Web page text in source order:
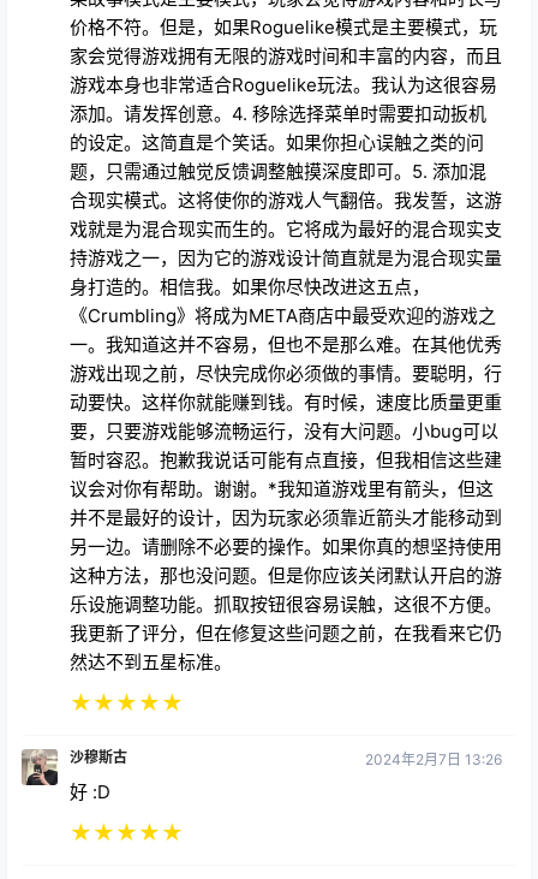
价格不符。但是，如果Roguelike模式是主要模式，玩
家会觉得游戏拥有无限的游戏时间和丰富的内容，而且
游戏本身也非常适合Roguelike玩法。我认为这很容易
添加。请发挥创意。4. 移除选择菜单时需要扣动扳机
的设定。这简直是个笑话。如果你担心误触之类的问
题，只需通过触觉反馈调整触摸深度即可。5. 添加混
合现实模式。这将使你的游戏人气翻倍。我发誓，这游
戏就是为混合现实而生的。它将成为最好的混合现实支
持游戏之一，因为它的游戏设计简直就是为混合现实量
身打造的。相信我。如果你尽快改进这五点，
《Crumbling》将成为META商店中最受欢迎的游戏之
一。我知道这并不容易，但也不是那么难。在其他优秀
游戏出现之前，尽快完成你必须做的事情。要聪明，行
动要快。这样你就能赚到钱。有时候，速度比质量更重
要，只要游戏能够流畅运行，没有大问题。小bug可以
暂时容忍。抱歉我说话可能有点直接，但我相信这些建
议会对你有帮助。谢谢。*我知道游戏里有箭头，但这
并不是最好的设计，因为玩家必须靠近箭头才能移动到
另一边。请删除不必要的操作。如果你真的想坚持使用
这种方法，那也没问题。但是你应该关闭默认开启的游
乐设施调整功能。抓取按钮很容易误触，这很不方便。
我更新了评分，但在修复这些问题之前，在我看来它仍
然达不到五星标准。
★★★★★
沙穆斯古 2024年2月7日 13:26
好 :D
★★★★★